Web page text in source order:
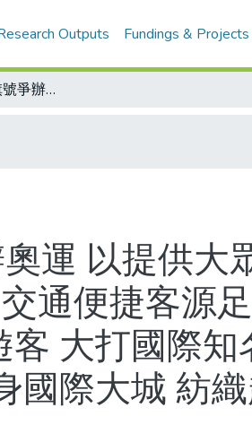
Outputs Fundings & Projects
法國里耳打平價旗號爭辦奧運 以提供大眾化票價方案遊說奧委會 一心當2004年東道主 交通便捷客源足 提出低票價說帖 寄望促地方發展 推出民宿迎遊客 大打國際知名度 遊說奧委會成員/側寫里耳市 申辦奧運 躋身國際大城 紡織起家 主導經濟命脈
運 以提供大
通便捷客源
大打國際
國際大城 紡